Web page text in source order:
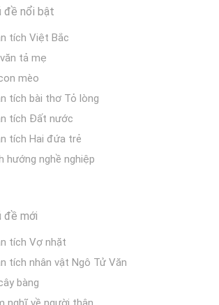
đề nổi bật
tích Việt Bắc
tả mẹ
mèo
tích bài thơ Tỏ lòng
tích Đất nước
tích Hai đứa trẻ
hướng nghề nghiệp
đề mới
tích Vợ nhặt
tích nhân vật Ngô Tử Văn
bàng